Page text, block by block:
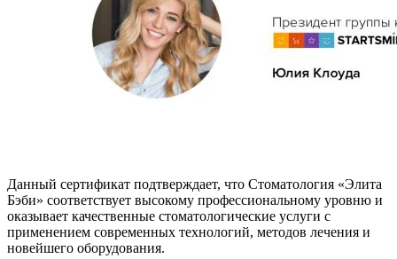
Данный сертификат подтверждает, что Стоматология «Элита
Бэби» соответствует высокому профессиональному уровню и
оказывает качественные стоматологические услуги с
применением современных технологий, методов лечения и
новейшего оборудования.